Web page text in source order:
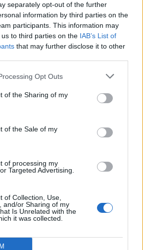
separately opt-out of the further
information by third parties on the
participants. This information may
to third parties on the IAB’s List of
that may further disclose it to other
Opt Outs
of the Sharing of my
of the Sale of my
of processing my
Targeted Advertising.
of Collection, Use,
and/or Sharing of my
Is Unrelated with the
it was collected.
πρώην σέντερ δηλώνει
στο... WNBA
Οι ΗΠΑ «βλέπουν» σύντομα
πρόοδος μεταξύ Ιράν και Ομάν»
ΠΕΡΙΣΣΟΤΕΡΑ
Τα πρωτοσέλιδα των εφημερίδων
Τα πρωτοσέλιδα των
εφημερίδων